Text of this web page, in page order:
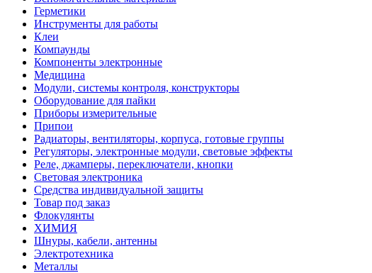
Герметики
Инструменты для работы
Клеи
Компаунды
Компоненты электронные
Медицина
Модули, системы контроля, конструкторы
Оборудование для пайки
Приборы измерительные
Припои
Радиаторы, вентиляторы, корпуса, готовые группы
Регуляторы, электронные модули, световые эффекты
Реле, джамперы, переключатели, кнопки
Световая электроника
Средства индивидуальной защиты
Товар под заказ
Флокулянты
ХИМИЯ
Шнуры, кабели, антенны
Электротехника
Металлы